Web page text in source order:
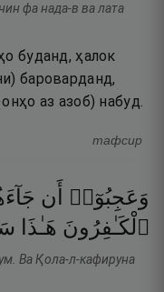
фа нада-в ва лата
буданд, ҳалок
бароварданд,
аз азоб) набуд.
тафсир
وَعَجِبُوٓا۟ أَن
ٱلْكَـٰفِرُونَ هَـٰذَا
Ва Қола-л-кафируна